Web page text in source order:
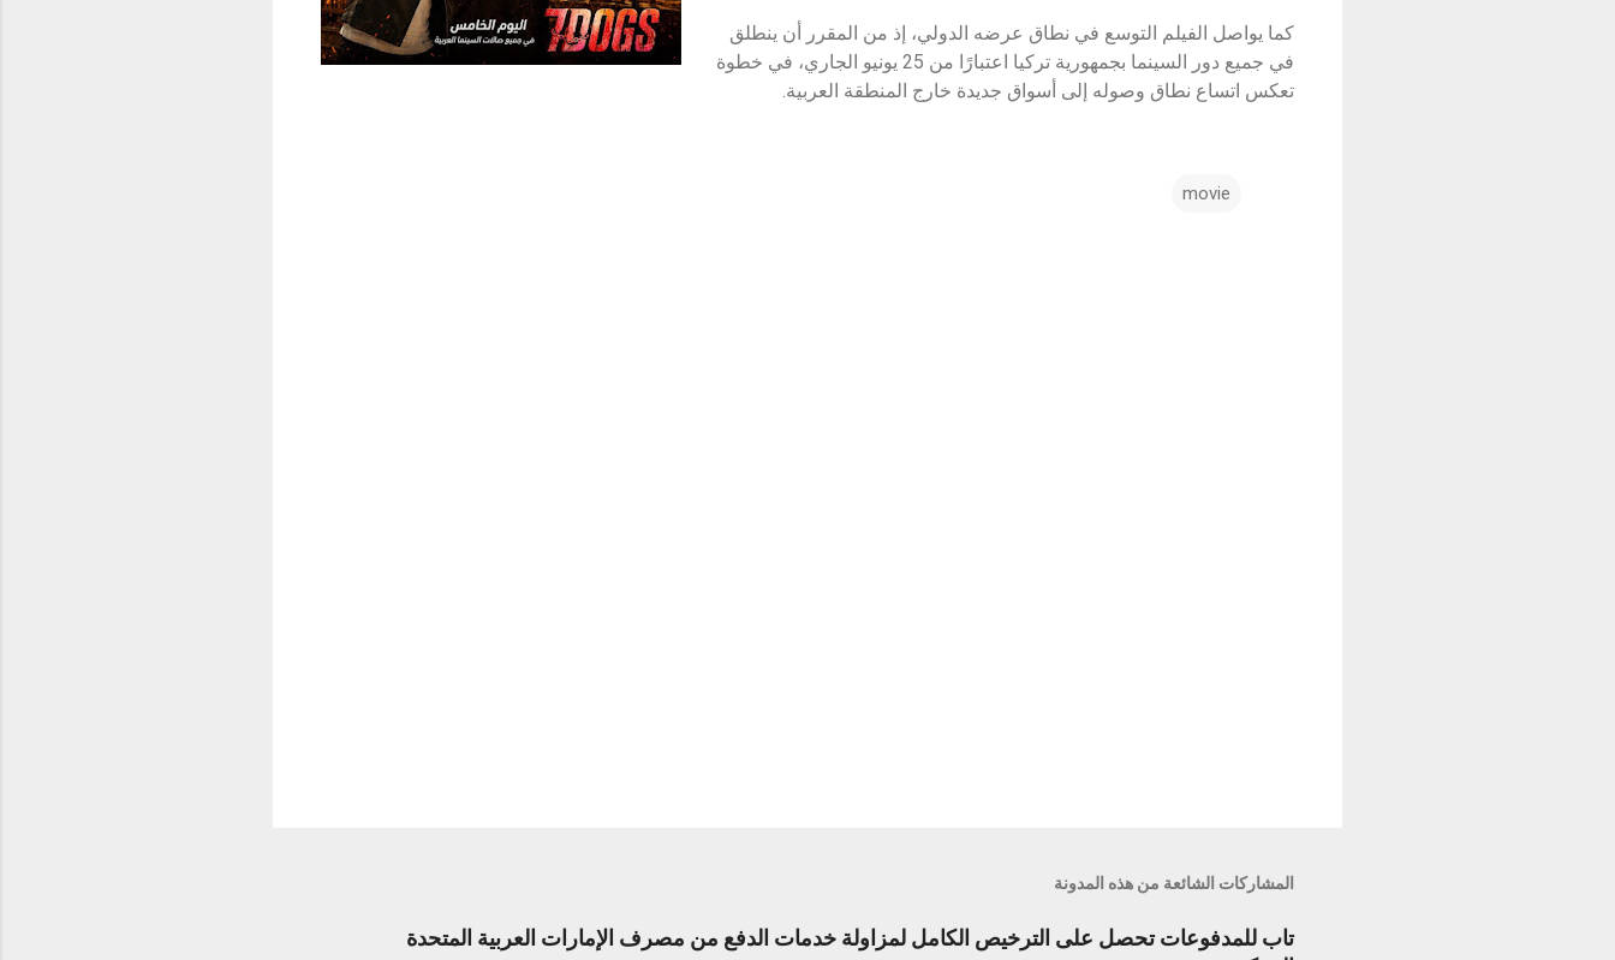
كما يواصل الفيلم التوسع في نطاق عرضه الدولي، إذ من المقرر أن ينطلق
في جميع دور السينما بجمهورية تركيا اعتبارًا من 25 يونيو الجاري، في خطوة
تعكس اتساع نطاق وصوله إلى أسواق جديدة خارج المنطقة العربية.
movie
المشاركات الشائعة من هذه المدونة
تاب للمدفوعات تحصل على الترخيص الكامل لمزاولة خدمات الدفع من مصرف الإمارات العربية المتحدة